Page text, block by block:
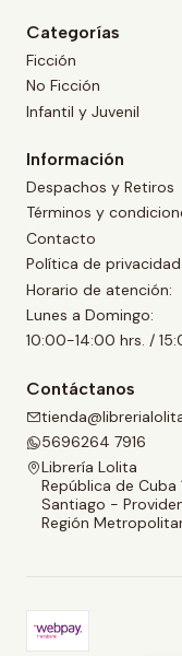
Categorías
Ficción
No Ficción
Infantil y Juvenil
Información
Despachos y Retiros
Términos y
Contacto
Política de privacidad
Horario de atención:
Lunes a Domingo:
10:00-14:00 hrs. /
Contáctanos
5696264 7916
Librería Lolita
República de Cuba
Santiago -
Región